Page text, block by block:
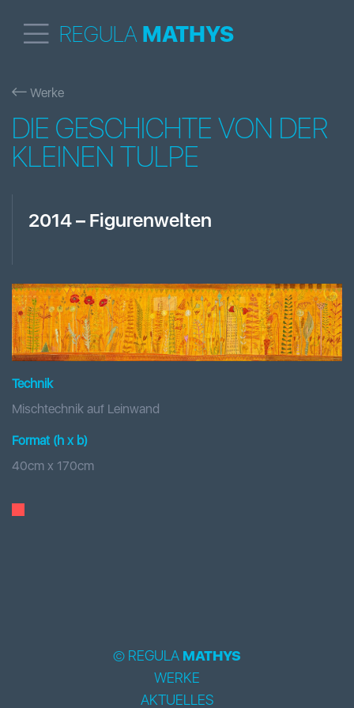
REGULA MATHYS
Werke
DIE GESCHICHTE VON DER
KLEINEN TULPE
2014– Figurenwelten
Technik
Mischtechnik auf Leinwand
Format (h x b)
40cm x 170cm
© REGULA MATHYS
WERKE
AKTUELLES